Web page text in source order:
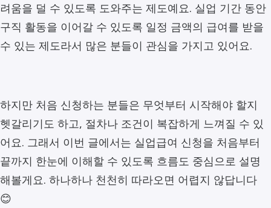
려움을 덜 수 있도록 도와주는 제도예요. 실업 기간 동안
구직 활동을 이어갈 수 있도록 일정 금액의 급여를 받을
수 있는 제도라서 많은 분들이 관심을 가지고 있어요.
하지만 처음 신청하는 분들은 무엇부터 시작해야 할지
헷갈리기도 하고, 절차나 조건이 복잡하게 느껴질 수 있
어요. 그래서 이번 글에서는 실업급여 신청을 처음부터
끝까지 한눈에 이해할 수 있도록 흐름도 중심으로 설명
해볼게요. 하나하나 천천히 따라오면 어렵지 않답니다
😊